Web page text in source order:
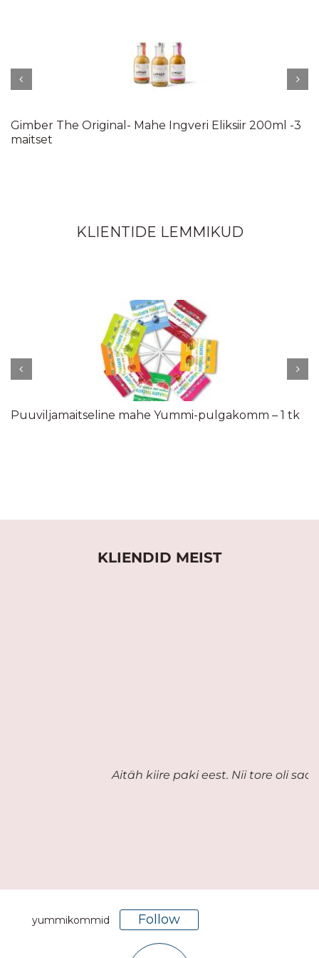
Gimber The Original- Mahe Ingveri Eliksiir 200ml -3
maitset
KLIENTIDE LEMMIKUD
Puuviljamaitseline mahe Yummi-pulgakomm – 1 tk
KLIENDID MEIST
Aitäh kiire paki eest. Nii tore oli
yummikommid Follow